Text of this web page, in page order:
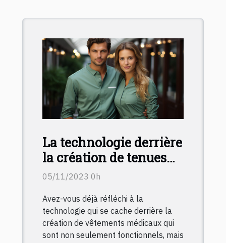
La technologie derrière
la création de tenues
médicales élégantes et
05/11/2023 0h
Avez-vous déjà réfléchi à la
technologie qui se cache derrière la
création de vêtements médicaux qui
sont non seulement fonctionnels, mais